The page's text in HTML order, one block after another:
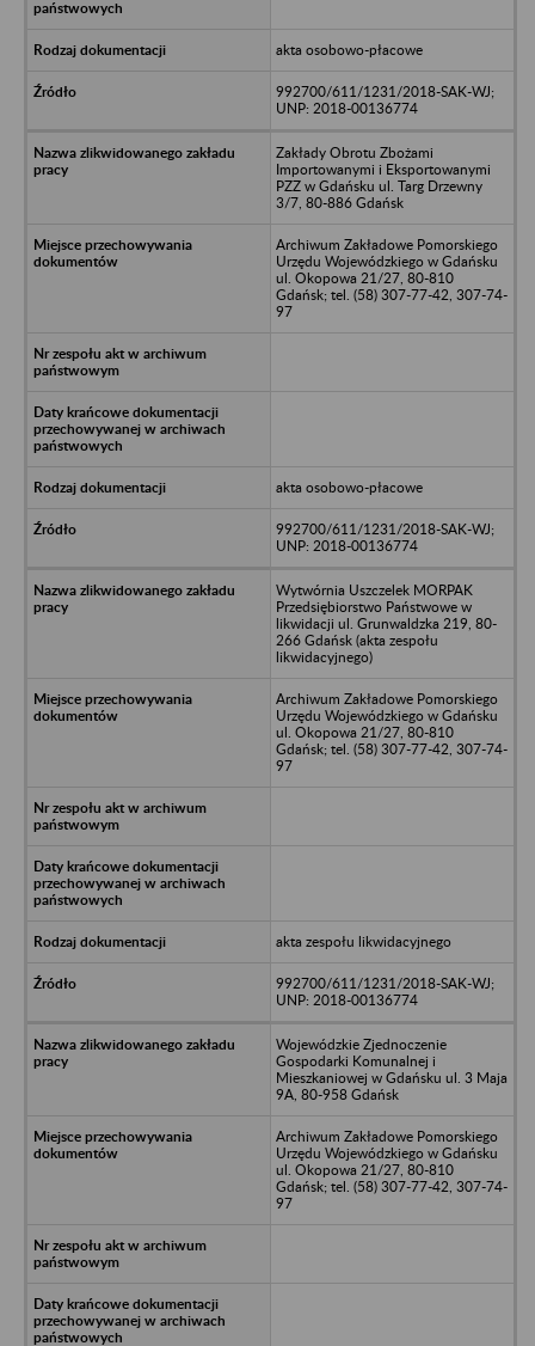
akta osobowo-płacowe
992700/611/1231/2018-SAK-WJ;
UNP: 2018-00136774
Zakłady Obrotu Zbożami
Importowanymi i Eksportowanymi
PZZ w Gdańsku ul. Targ Drzewny
3/7, 80-886 Gdańsk
Archiwum Zakładowe Pomorskiego
Urzędu Wojewódzkiego w Gdańsku
ul. Okopowa 21/27, 80-810
Gdańsk; tel. (58) 307-77-42, 307-74-
97
akta osobowo-płacowe
992700/611/1231/2018-SAK-WJ;
UNP: 2018-00136774
Wytwórnia Uszczelek MORPAK
Przedsiębiorstwo Państwowe w
likwidacji ul. Grunwaldzka 219, 80-
266 Gdańsk (akta zespołu
likwidacyjnego)
Archiwum Zakładowe Pomorskiego
Urzędu Wojewódzkiego w Gdańsku
ul. Okopowa 21/27, 80-810
Gdańsk; tel. (58) 307-77-42, 307-74-
97
akta zespołu likwidacyjnego
992700/611/1231/2018-SAK-WJ;
UNP: 2018-00136774
Wojewódzkie Zjednoczenie
Gospodarki Komunalnej i
Mieszkaniowej w Gdańsku ul. 3 Maja
9A, 80-958 Gdańsk
Archiwum Zakładowe Pomorskiego
Urzędu Wojewódzkiego w Gdańsku
ul. Okopowa 21/27, 80-810
Gdańsk; tel. (58) 307-77-42, 307-74-
97